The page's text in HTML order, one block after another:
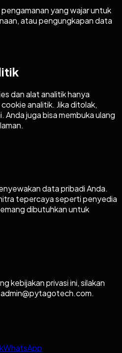
yang wajar untuk
atau pengungkapan data
dan alat analitik hanya
analitik. Jika ditolak,
juga bisa membuka ulang
data pribadi Anda.
tepercaya seperti penyedia
dibutuhkan untuk
kebijakan privasi ini, silakan
admin@pytagotech.com.
WhatsApp